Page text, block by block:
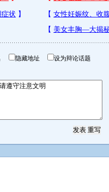
隐藏地址 设为辩论话题